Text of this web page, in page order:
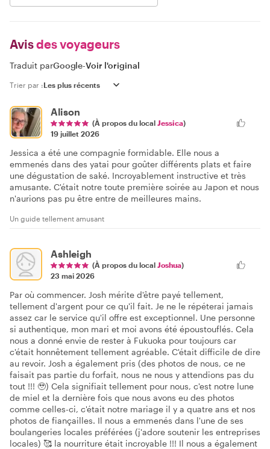
Avisdes voyageurs
Traduit parGoogle-Voir l'original
Trier par :
Alison
(À propos du local Jessica)
19 juillet 2026
Jessica a été une compagnie formidable. Elle nous a
emmenés dans des yatai pour goûter différents plats et faire
une dégustation de saké. Incroyablement instructive et très
amusante. C'était notre toute première soirée au Japon et nous
n'aurions pas pu être entre de meilleures mains.
Un guide tellement amusant
Ashleigh
(À propos du local Joshua)
23 mai 2026
Par où commencer. Josh mérite d'être payé tellement,
tellement d'argent pour ce qu'il fait. Je ne le répéterai jamais
assez car le service qu'il offre est exceptionnel. Une personne
si authentique, mon mari et moi avons été époustouflés. Cela
nous a donné envie de rester à Fukuoka pour toujours car
c'était honnêtement tellement agréable. C'était difficile de dire
au revoir. Josh a également pris (des photos de nous, ce ne
faisait pas partie du forfait, nous ne nous y attendions pas du
tout !!! 🥹) Cela signifiait tellement pour nous, c'est notre lune
de miel et la dernière fois que nous avons eu des photos
comme celles-ci, c'était notre mariage il y a quatre ans et nos
photos de fiançailles. Il nous a emmenés dans l'une de ses
boulangeries locales préférées (j'adore soutenir les entreprises
locales) 🥰 la nourriture était incroyable !!! Il nous a également